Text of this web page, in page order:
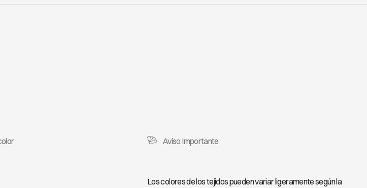
Aviso Importante
Los colores de los tejidos pueden variar ligeramente según la